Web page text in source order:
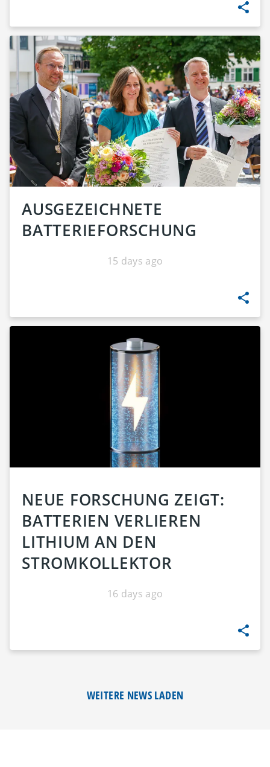
AUSGEZEICHNETE
BATTERIEFORSCHUNG
15 days ago
NEUE FORSCHUNG ZEIGT:
BATTERIEN VERLIEREN
LITHIUM AN DEN
STROMKOLLEKTOR
16 days ago
WEITERE NEWS LADEN